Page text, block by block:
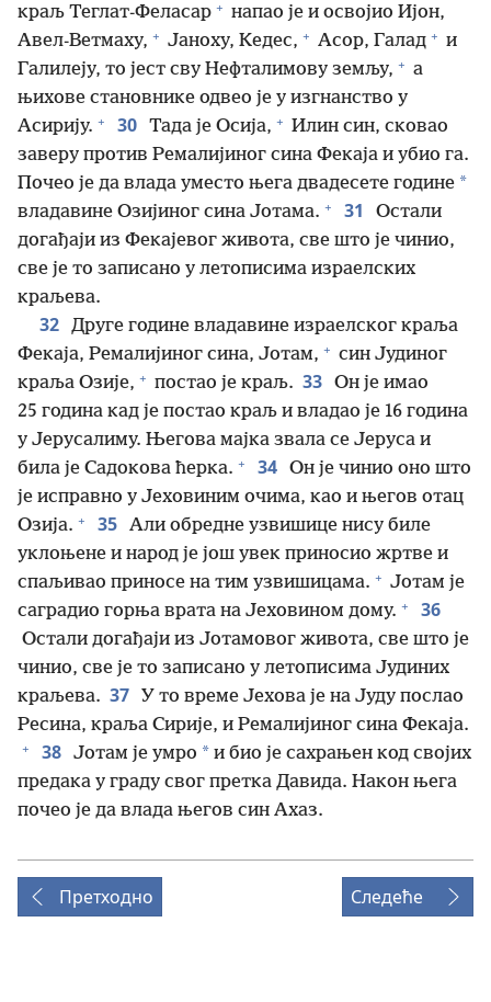
краљ Теглат-Феласар + напао је и освојио Ијон,
Авел-Ветмаху, + Јаноху, Кедес, + Асор, Галад + и
Галилеју, то јест сву Нефталимову земљу, + а
њихове становнике одвео је у изгнанство у
Асирију. + 30 Тада је Осија, + Илин син, сковао
заверу против Ремалијиног сина Фекаја и убио га.
Почео је да влада уместо њега двадесете године *
владавине Озијиног сина Јотама. + 31
Остали
догађаји из Фекајевог живота, све што је чинио,
све је то записано у летописима израелских
краљева.
32 Друге године владавине израелског краља
Фекаја, Ремалијиног сина, Јотам, + син Јудиног
краља Озије, + постао је краљ. 33 Он је имао
25 година кад је постао краљ и владао је 16 година
у Јерусалиму. Његова мајка звала се Јеруса и
била је Садокова ћерка. + 34 Он је чинио оно што
је исправно у Јеховиним очима, као и његов отац
Озија. + 35 Али обредне узвишице нису биле
уклоњене и народ је још увек приносио жртве и
спаљивао приносе на тим узвишицама. + Јотам је
саградио горња врата на Јеховином дому. + 36
Остали догађаји из Јотамовог живота, све што је
чинио, све је то записано у летописима Јудиних
краљева. 37
У то време Јехова је на Јуду послао
Ресина, краља Сирије, и Ремалијиног сина Фекаја.
+ 38 Јотам је умро * и био је сахрањен код својих
предака у граду свог претка Давида. Након њега
почео је да влада његов син Ахаз.
Претходно Следеће